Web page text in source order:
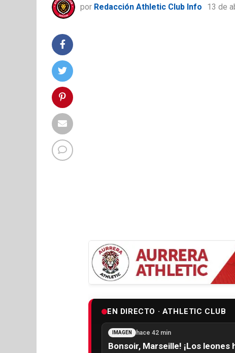
por Redacción Athletic Club Info 13 de
EN DIRECTO · ATHLETIC CLUB
IMAGEN hace 42 min
Bonsoir, Marseille! ¡Los